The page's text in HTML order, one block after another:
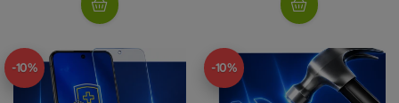
-10% -10%